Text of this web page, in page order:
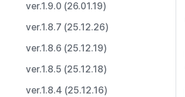
ver.1.9.0 (26.01.19)
ver.1.8.7 (25.12.26)
ver.1.8.6 (25.12.19)
ver.1.8.5 (25.12.18)
ver.1.8.4 (25.12.16)